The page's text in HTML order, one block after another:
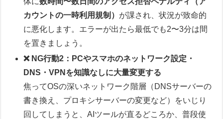
カウントの一時利用規制） が課され、状況が致命的
に悪化します。エラーが出たら最低でも2〜3分は間
を置きましょう。
❌ NG行動2：PCやスマホのネットワーク設定・
DNS・VPNを知識なしに大量変更する
焦ってOSの深いネットワーク階層（DNSサーバーの
書き換え、プロキシサーバーの変更など）をいじり
回してしまうと、AIツールが直るどころか、普段使